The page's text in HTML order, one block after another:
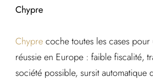
Chypre
Chyprecoche toutes les cases pour
réussie en Europe : faible fiscalité,
société possible, sursit automatique